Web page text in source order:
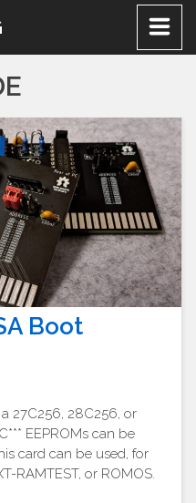
Boot
27C256, 28C256, or
EEPROMs can be
card can be used, for
RAMTEST, or ROMOS.